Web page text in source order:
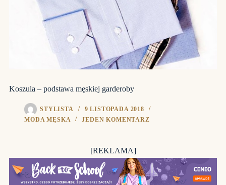
Koszula – podstawa męskiej garderoby
STYLISTA
9 LISTOPADA 2018
MODA MĘSKA
JEDEN KOMENTARZ
[REKLAMA]